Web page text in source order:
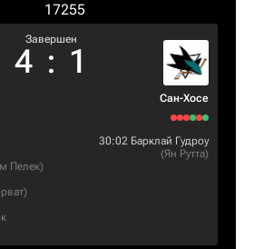
17255
Завершен
4 : 1
Сан-Хосе
Пелек)
)
30:02 Барклай Гудроу
(Ян Рутта)